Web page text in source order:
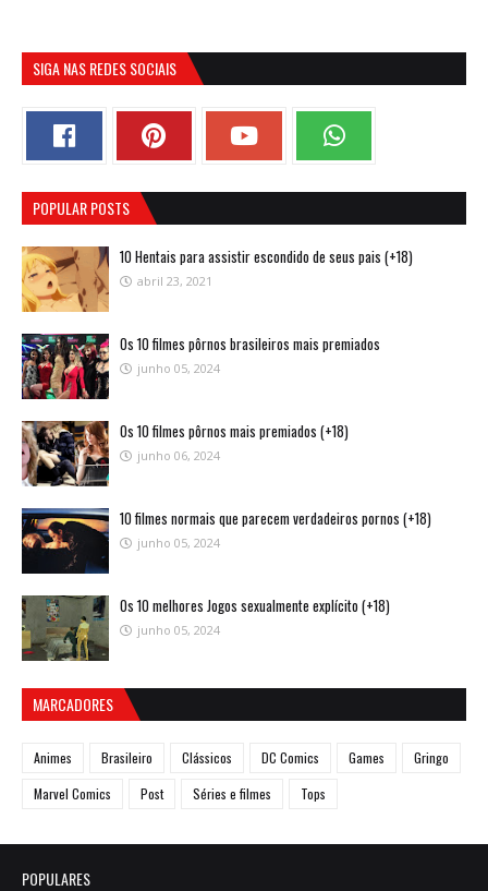
SIGA NAS REDES SOCIAIS
POPULAR POSTS
10 Hentais para assistir escondido de seus pais (+18)
abril 23, 2021
Os 10 filmes pôrnos brasileiros mais premiados
junho 05, 2024
Os 10 filmes pôrnos mais premiados (+18)
junho 06, 2024
10 filmes normais que parecem verdadeiros pornos (+18)
junho 05, 2024
Os 10 melhores Jogos sexualmente explícito (+18)
junho 05, 2024
MARCADORES
Animes Brasileiro Clássicos DC Comics Games
Gringo
Marvel Comics
Post Séries e filmes Tops
POPULARES